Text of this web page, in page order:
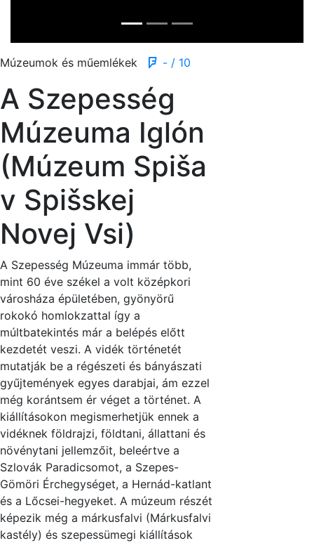
Múzeumok és műemlékek - / 10
A Szepesség
Múzeuma Iglón
(Múzeum Spiša
v Spišskej
Novej Vsi)
A Szepesség Múzeuma immár több,
mint 60 éve székel a volt középkori
városháza épületében, gyönyörű
rokokó homlokzattal így a
múltbatekintés már a belépés előtt
kezdetét veszi. A vidék történetét
mutatják be a régészeti és bányászati
gyűjtemények egyes darabjai, ám ezzel
még korántsem ér véget a történet. A
kiállításokon megismerhetjük ennek a
vidéknek földrajzi, földtani, állattani és
növénytani jellemzőit, beleértve a
Szlovák Paradicsomot, a Szepes-
Gömöri Érchegységet, a Hernád-katlant
és a Lőcsei-hegyeket. A múzeum részét
képezik még a márkusfalvi (Márkusfalvi
kastély) és szepessümegi kiállítások